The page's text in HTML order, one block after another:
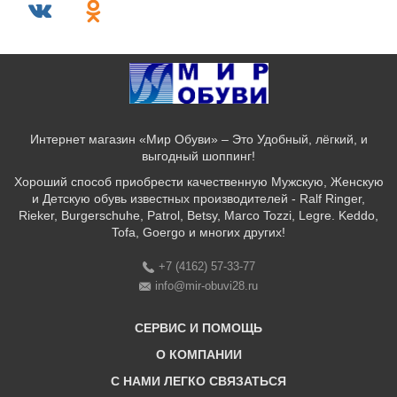
Интернет магазин «Мир Обуви» – Это Удобный, лёгкий, и
выгодный шоппинг!
Хороший способ приобрести качественную Мужскую, Женскую
и Детскую обувь известных производителей - Ralf Ringer,
Rieker, Burgerschuhe, Patrol, Betsy, Marco Tozzi, Legre. Keddo,
Tofa, Goergo и многих других!
+7 (4162) 57-33-77
info@mir-obuvi28.ru
СЕРВИС И ПОМОЩЬ
Бонусная программа
О КОМПАНИИ
C НАМИ ЛЕГКО СВЯЗАТЬСЯ